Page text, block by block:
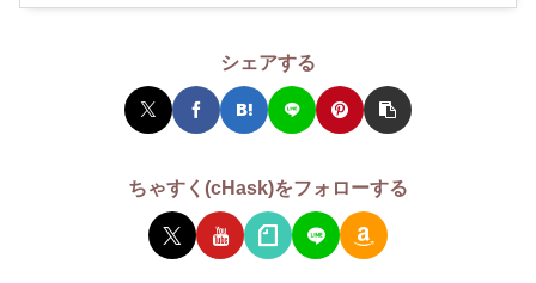
シェアする
ちゃすく(cHask)をフォローする